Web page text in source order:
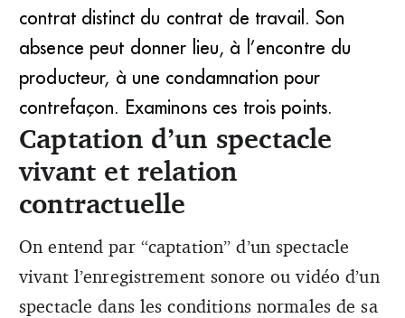
contrat distinct du contrat de travail. Son
absence peut donner lieu, à l’encontre du
producteur, à une condamnation pour
contrefaçon. Examinons ces trois points.
Captation d’un spectacle
vivant et relation
contractuelle
On entend par “captation” d’un spectacle
vivant l’enregistrement sonore ou vidéo d’un
spectacle dans les conditions normales de sa